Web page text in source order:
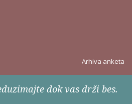
Arhiva anketa
dok vas drži bes.